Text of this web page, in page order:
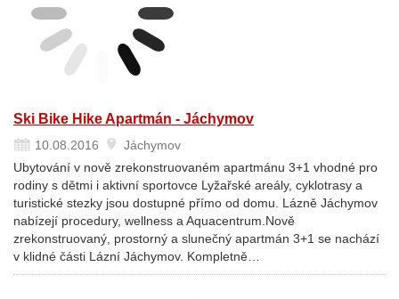
Ski Bike Hike Apartmán - Jáchymov
10.08.2016
Jáchymov
Ubytování v nově zrekonstruovaném apartmánu 3+1 vhodné pro
rodiny s dětmi i aktivní sportovce Lyžařské areály, cyklotrasy a
turistické stezky jsou dostupné přímo od domu. Lázně Jáchymov
nabízejí procedury, wellness a Aquacentrum.Nově
zrekonstruovaný, prostorný a slunečný apartmán 3+1 se nachází
v klidné části Lázní Jáchymov. Kompletně…